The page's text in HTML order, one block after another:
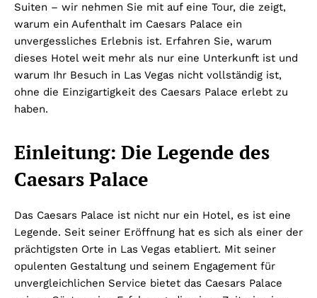
Suiten – wir nehmen Sie mit auf eine Tour, die zeigt,
warum ein Aufenthalt im Caesars Palace ein
unvergessliches Erlebnis ist. Erfahren Sie, warum
dieses Hotel weit mehr als nur eine Unterkunft ist und
warum Ihr Besuch in Las Vegas nicht vollständig ist,
ohne die Einzigartigkeit des Caesars Palace erlebt zu
haben.
Einleitung: Die Legende des
Caesars Palace
Das Caesars Palace ist nicht nur ein Hotel, es ist eine
Legende. Seit seiner Eröffnung hat es sich als einer der
prächtigsten Orte in Las Vegas etabliert. Mit seiner
opulenten Gestaltung und seinem Engagement für
unvergleichlichen Service bietet das Caesars Palace